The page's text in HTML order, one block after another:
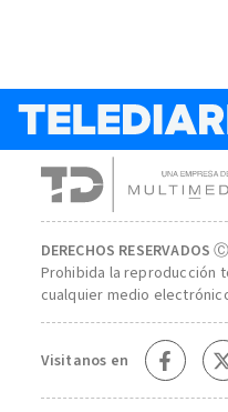
DERECHOS RESERVADOS
Prohibida la reproducción
cualquier medio
Visitanos en